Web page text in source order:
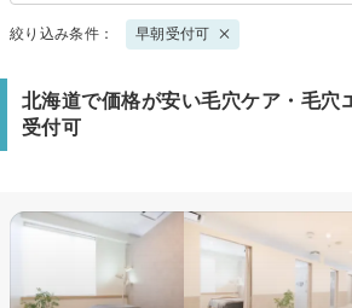
絞り込み条件： 早朝受付可
北海道で価格が安い毛穴ケア・毛穴
受付可